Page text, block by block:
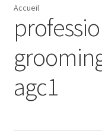
navigation
WAHL
HEINIGER
KENCHII
Accueil
agc1